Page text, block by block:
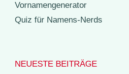
Vornamengenerator
Quiz für Namens-Nerds
NEUESTE BEITRÄGE